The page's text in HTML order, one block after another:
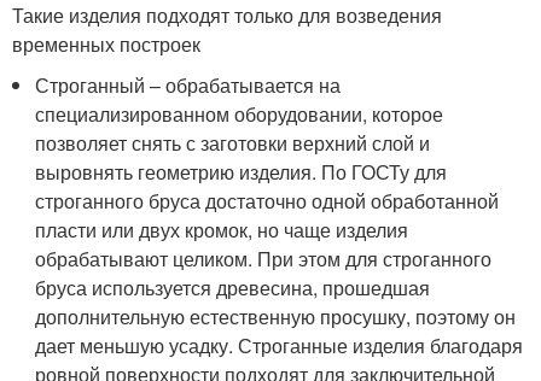
Такие изделия подходят только для возведения
временных построек
Строганный – обрабатывается на
специализированном оборудовании, которое
позволяет снять с заготовки верхний слой и
выровнять геометрию изделия. По ГОСТу для
строганного бруса достаточно одной обработанной
пласти или двух кромок, но чаще изделия
обрабатывают целиком. При этом для строганного
бруса используется древесина, прошедшая
дополнительную естественную просушку, поэтому он
дает меньшую усадку. Строганные изделия благодаря
ровной поверхности подходят для заключительной